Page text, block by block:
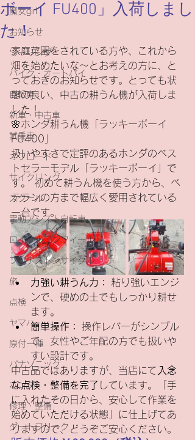
魔女girl
お知らせ
ツーリング
バイク・オートバイ
自転車
新車・中古車
試乗車
オフロード
サイクリング
スクール
電動アシスト自転車
ロイヤルエンフィールド
ブリヂストンサイクル
旅
点検
ヤマハ
原付一種
パナソニック
ホンダ
修理・整備
ダートフリーク
ボーイ FU400」入荷しまし
た！
家庭菜園をされている方や、これから
畑を始めたいな～とお考えの方に、と
っておきのお知らせです。とっても状
態の良い、中古の耕うん機が入荷しま
した！
🌸ホンダ耕うん機「ラッキーボーイ
FU400」
扱いやすさで定評のあるホンダのベス
トセラーモデル「ラッキーボーイ」で
す。 初めて耕うん機を使う方から、ベ
テランの方まで幅広く愛用されている
一台です。
力強い耕うん力：
粘り強いエンジ
ンで、硬めの土でもしっかり耕せ
ます。
簡単操作：
操作レバーがシンプル
で、女性やご年配の方でも扱いや
すい設計です。
中古品ではありますが、当店にて 入念
な点検・整備を完了 しています。「手
に入れたその日から、安心して作業を
始めていただける状態」に仕上げてあ
りますので、どうぞご安心ください。